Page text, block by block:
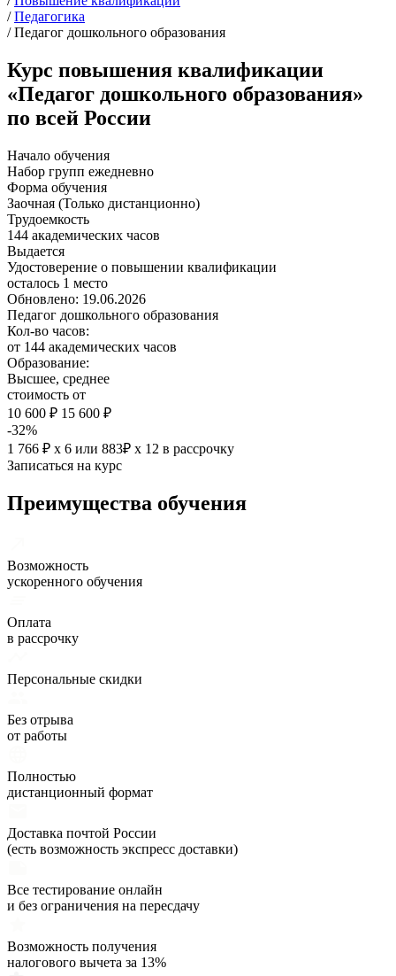
/ Педагогика
/ Педагог дошкольного образования
Курс повышения квалификации
«Педагог дошкольного образования»
по всей России
Начало обучения
Набор групп ежедневно
Форма обучения
Заочная (Только дистанционно)
Трудоемкость
144 академических часов
Выдается
Удостоверение о повышении квалификации
осталось 1 место
Обновлено: 19.06.2026
Педагог дошкольного образования
Кол-во часов:
от 144 академических часов
Образование:
Высшее, среднее
стоимость от
10 600 ₽ 15 600 ₽
-32%
1 766 ₽ х 6 или 883₽ х 12 в рассрочку
Записаться на курс
Преимущества обучения
Возможность
ускоренного обучения
Оплата
в рассрочку
Персональные скидки
Без отрыва
от работы
Полностью
дистанционный формат
Доставка почтой России
(есть возможность экспресс доставки)
Все тестирование онлайн
и без ограничения на пересдачу
Возможность получения
налогового вычета за 13%